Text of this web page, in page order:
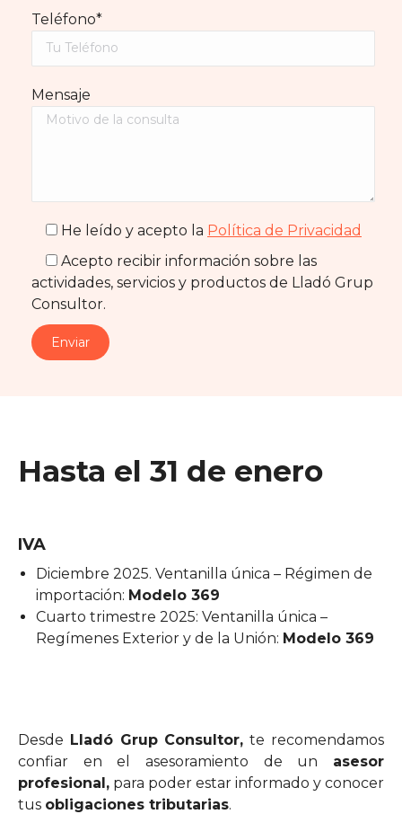
Teléfono*
Mensaje
He leído y acepto la Política de Privacidad
Acepto recibir información sobre las
actividades, servicios y productos de Lladó Grup
Consultor.
Hasta el 31 de enero
IVA
Diciembre 2025. Ventanilla única – Régimen de
importación: Modelo 369
Cuarto trimestre 2025: Ventanilla única –
Regímenes Exterior y de la Unión: Modelo 369
Desde Lladó Grup Consultor, te recomendamos
confiar en el asesoramiento de un asesor
profesional, para poder estar informado y conocer
tus obligaciones tributarias.